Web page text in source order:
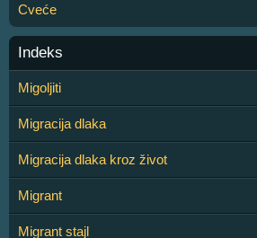
Cveće
Indeks
Migoljiti
Migracija dlaka
Migracija dlaka kroz život
Migrant
Migrant stajl